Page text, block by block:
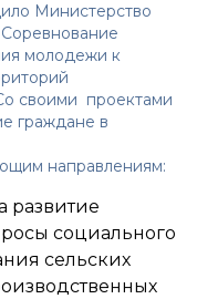
Министерство
молодежи к
своими проектами
граждане в
направлениям:
развитие
социального
сельских